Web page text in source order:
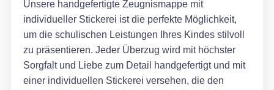
Unsere handgefertigte Zeugnismappe mit
individueller Stickerei ist die perfekte Möglichkeit,
um die schulischen Leistungen Ihres Kindes stilvoll
zu präsentieren. Jeder Überzug wird mit höchster
Sorgfalt und Liebe zum Detail handgefertigt und mit
einer individuellen Stickerei versehen, die den